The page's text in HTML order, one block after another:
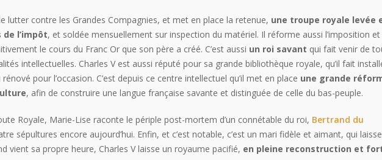
lutter contre les Grandes Compagnies, et met en place la retenue, une troupe royale levée
l’impôt, et soldée mensuellement sur inspection du matériel. Il réforme aussi l’imposition et
le cours du Franc Or que son père a créé. C’est aussi un roi savant qui fait venir de
intellectuelles. Charles V est aussi réputé pour sa grande bibliothèque royale, qu’il fait
pour l’occasion. C’est depuis ce centre intellectuel qu’il met en place une grande
, afin de construire une langue française savante et distinguée de celle du bas-peuple.
Royale, Marie-Lise raconte le périple post-mortem d’un connétable du roi, Bertrand du
sépultures encore aujourd’hui. Enfin, et c’est notable, c’est un mari fidèle et aimant, qui
vient sa propre heure, Charles V laisse un royaume pacifié, en pleine reconstruction et